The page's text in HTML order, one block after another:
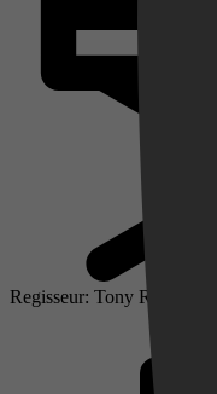
Regisseur: Tony Richardson